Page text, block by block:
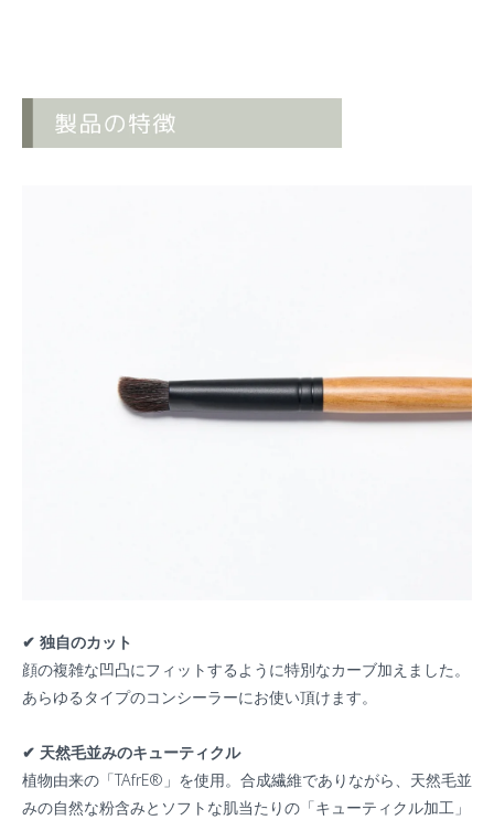
✔︎ 独自のカット
顔の複雑な凹凸にフィットするように特別なカーブ加えました。
あらゆるタイプのコンシーラーにお使い頂けます。
✔︎ 天然毛並みのキューティクル
植物由来の「TAfrE®️」を使用。合成繊維でありながら、天然毛並
みの自然な粉含みとソフトな肌当たりの「キューティクル加工」